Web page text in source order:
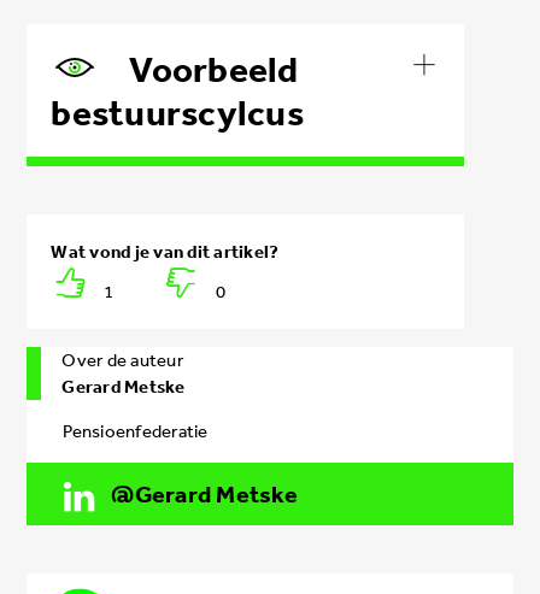
Voorbeeld
bestuurscylcus
1 0
Over de auteur
Gerard Metske
Pensioenfederatie
Gerard Metske